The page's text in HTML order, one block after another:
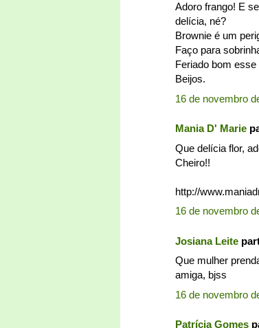
Adoro frango! E
delícia, né?
Brownie é um
Faço para
Feriado bom
Beijos.
16 de novembro
Mania D' Marie
Que delícia flor,
Cheiro!!
http://
16 de novembro
Josiana Leite
Que mulher
amiga, bjss
16 de novembro
Patrícia Gomes